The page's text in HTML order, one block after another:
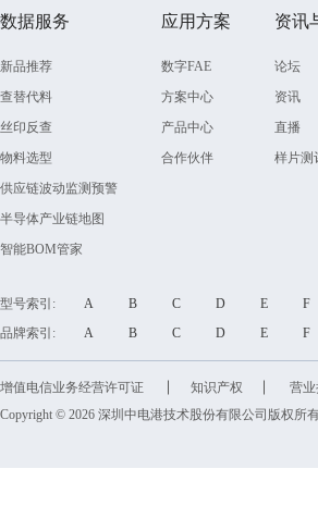
数据服务
新品推荐
查替代料
丝印反查
物料选型
供应链波动监测预警
半导体产业链地图
智能BOM管家
应用方案
数字FAE
方案中心
产品中心
合作伙伴
资讯
论坛
资讯
直播
样片测
型号索引: A B C D E
品牌索引:
A B C D E
增值电信业务经营许可证 知识产权
营业
Copyright © 2026 深圳中电港技术股份有限公司版权所